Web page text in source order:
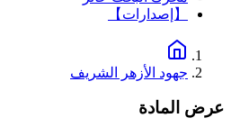
【إصدارات】
جهود الأزهر الشريف
المادة